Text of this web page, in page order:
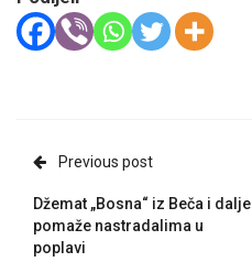
Previous post
Džemat „Bosna“ iz Beča i dalje
pomaže nastradalima u
poplavi